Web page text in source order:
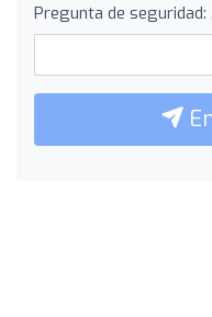
Pregunta de